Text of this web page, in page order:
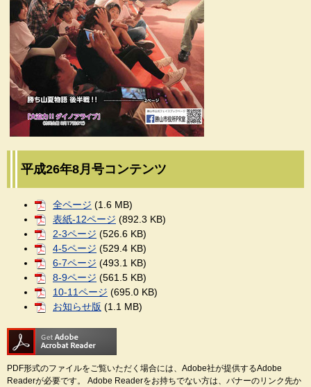
平成26年8月号コンテンツ
全ページ (1.6 MB)
表紙-12ページ (892.3 KB)
2-3ページ (526.6 KB)
4-5ページ (529.4 KB)
6-7ページ (493.1 KB)
8-9ページ (561.5 KB)
10-11ページ (695.0 KB)
お知らせ版 (1.1 MB)
PDF形式のファイルをご覧いただく場合には、Adobe社が提供するAdobe
Readerが必要です。
Adobe Readerをお持ちでない方は、バナーのリンク先か